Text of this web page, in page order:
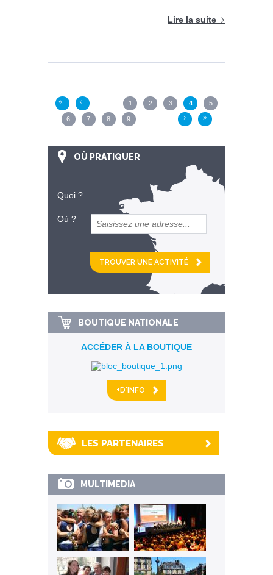
Lire la suite
« ‹ 1 2 3 4 5
6 7 8 9 › »
OÙ PRATIQUER
Quoi ?
Où ?
et
km alentour
BOUTIQUE NATIONALE
ACCÉDER À LA BOUTIQUE
+D'INFO
LES PARTENAIRES
MULTIMEDIA